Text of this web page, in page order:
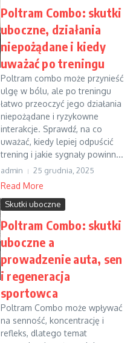
Poltram Combo: skutki
uboczne, działania
niepożądane i kiedy
uważać po treningu
Poltram combo może przynieść
ulgę w bólu, ale po treningu
łatwo przeoczyć jego działania
niepożądane i ryzykowne
interakcje. Sprawdź, na co
uważać, kiedy lepiej odpuścić
trening i jakie sygnały powinn...
admin 25 grudnia, 2025
Read More
Skutki uboczne
Poltram Combo: skutki
uboczne a
prowadzenie auta, sen
i regeneracja
sportowca
Poltram Combo może wpływać
na senność, koncentrację i
refleks, dlatego temat